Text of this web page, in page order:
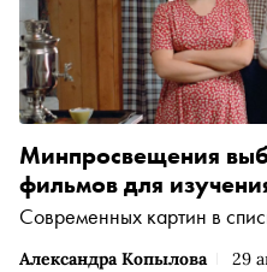
Александра Копылова 29
Минпросвещения
фильмов для
Современных картин в